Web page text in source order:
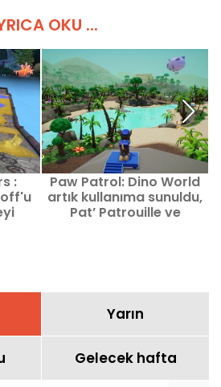
OKU ...
:
Paw Patrol: Dino World
artık kullanıma sunuldu,
Pat’ Patrouille ve
Yarın
Gelecek hafta